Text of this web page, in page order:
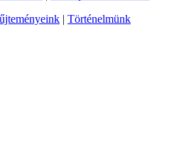
| Történelmünk